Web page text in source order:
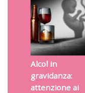
Alcol in
gravidanza:
attenzione ai